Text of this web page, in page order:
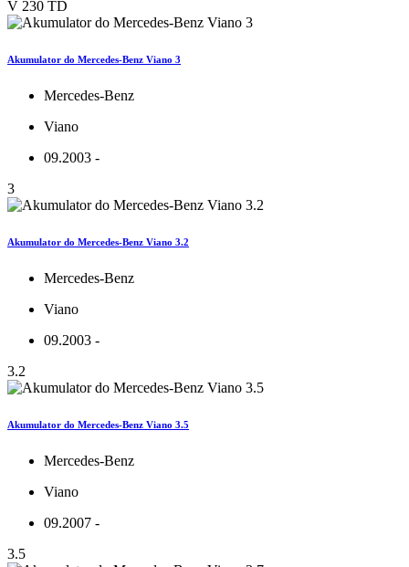
V 230 TD
Akumulator do Mercedes-Benz Viano 3
Mercedes-Benz
Viano
09.2003 -
3
Akumulator do Mercedes-Benz Viano 3.2
Mercedes-Benz
Viano
09.2003 -
3.2
Akumulator do Mercedes-Benz Viano 3.5
Mercedes-Benz
Viano
09.2007 -
3.5